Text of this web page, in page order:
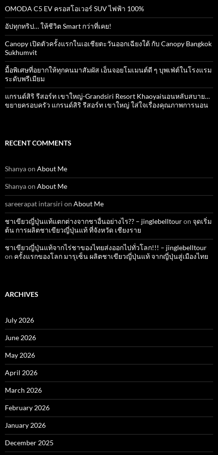
OMODA C5 EV ครอสโอเวอร์ SUV ไฟฟ้า 100%
อัปทุกทริป… ให้ชีวิต Smart กว่าที่เคย!
Canopy เปิดตัวครั้งแรกในเอเชียตะวันออกเฉียงใต้ กับ Canopy Bangkok
Sukhumvit
มื้อพิเศษที่อยากให้ทุกคนมาสัมผัส เอ็นจอยโมเมนต์ดี ๆ บุพเฟ่ต์ในโรงแรม
ระดับพรีเมียม
แกรนด์สิริ​ รีสอร์ท​ เขาใหญ่​-Grandsiri​ Resort​ Khaoyaiนอนหลับสบาย…
ขยายครอบครัว แกรนด์สิริ รีสอร์ท เขาใหญ่ ใส่ใจเรื่องคุณภาพการนอน
RECENT COMMENTS
Shanyaon About Me
Shanyaon About Me
sareerapat intarsiri on About Me
ชาเขียวญี่ปุ่นแท้แตกต่างจากชาอื่นอย่างไร?? – jinglebelltouron จุดเริ่ม
ต้น การผลิตชาเขียวญี่ปุ่นแท้ ที่จังหวัด เชียงราย
ชาเขียวญี่ปุ่นแท้จากไร่ชาของไทยส่งออกไปทั่วโลก!!! – jinglebelltour
on ครั้งแรกของโลก มารุเซ็น ผลิตชาเขียวญี่ปุ่นแท้ จากญี่ปุ่นสู่เมืองไทย
ARCHIVES
July 2026
June 2026
May 2026
April 2026
March 2026
February 2026
January 2026
December 2025